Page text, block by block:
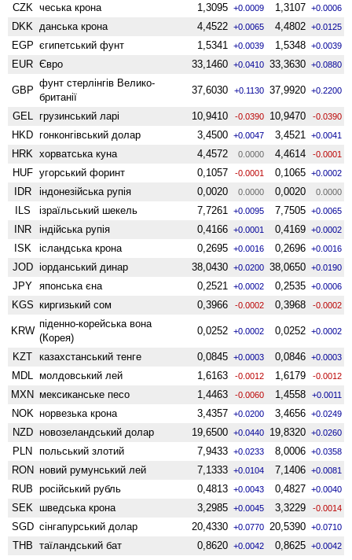
CZK чеська крона 1,3095 +0.0009 1,3107 +0.0006
DKK данська крона 4,4522 +0.0065 4,4802 +0.0125
EGP єгипетський фунт 1,5341 +0.0039 1,5348 +0.0039
EUR Євро 33,1460 +0.0410 33,3630 +0.0880
GBP
фунт стерлінгів Велико­
британії
37,6030 +0.1130 37,9920 +0.2200
GEL грузинський ларі 10,9410 -0.0390 10,9470 -0.0390
HKD гонконгівський долар 3,4500 +0.0047 3,4521 +0.0041
HRK хорватська куна 4,4572 0.0000 4,4614 -0.0001
HUF угорський форинт 0,1057 -0.0001 0,1065 +0.0002
IDR індонезійська рупія 0,0020 0.0000 0,0020 0.0000
ILS ізраїльський шекель 7,7261 +0.0095 7,7505 +0.0065
INR індійська рупія 0,4166 +0.0001 0,4169 +0.0002
ISK ісландська крона 0,2695 +0.0016 0,2696 +0.0016
JOD іорданський динар 38,0430 +0.0200 38,0650 +0.0190
JPY японська єна 0,2521 +0.0002 0,2535 +0.0006
KGS киргизький сом 0,3966 -0.0002 0,3968 -0.0002
KRW
піденно-корейська вона
(Корея)
0,0252 +0.0002 0,0252 +0.0002
KZT казахстанський тенге 0,0845 +0.0003 0,0846 +0.0003
MDL молдовський лей 1,6163 -0.0012 1,6179 -0.0012
MXN мексиканське песо 1,4463 -0.0060 1,4558 +0.0011
NOK норвезька крона 3,4357 +0.0200 3,4656 +0.0249
NZD ново­зеландський долар 19,6500 +0.0440 19,8320 +0.0260
PLN польський злотий 7,9433 +0.0233 8,0006 +0.0358
RON новий румунський лей 7,1333 +0.0104 7,1406 +0.0081
RUB російський рубль 0,4813 +0.0043 0,4827 +0.0040
SEK шведська крона 3,2985 +0.0045 3,3229 -0.0014
SGD сінгапурський долар 20,4330 +0.0770 20,5390 +0.0710
THB таїландський бат 0,8620 +0.0042 0,8625 +0.0042